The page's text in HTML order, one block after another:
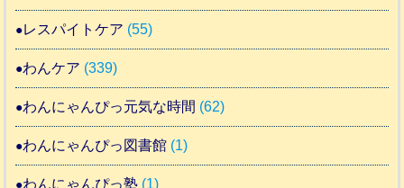
レスパイトケア (55)
わんケア (339)
わんにゃんぴっ元気な時間 (62)
わんにゃんぴっ図書館 (1)
わんにゃんぴっ塾 (1)